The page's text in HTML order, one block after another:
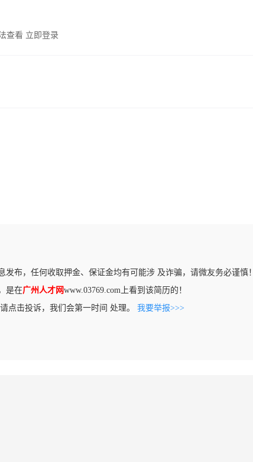
查看 立即登录
发布，任何收取押金、保证金均有可能涉 及诈骗，请微友务必谨慎！
是在广州人才网www.03769.com上看到该简历的！
点击投诉，我们会第一时间 处理。 我要举报>>>